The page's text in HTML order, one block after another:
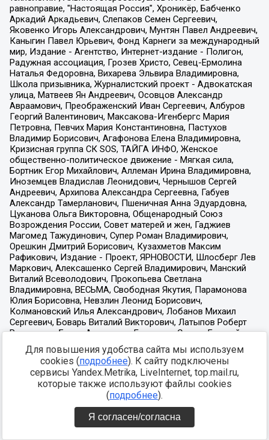
Для повышения удобства сайта мы используем
cookies (подробнее). К сайту подключены
сервисы Yandex.Metrika, LiveInternet, top.mail.ru,
которые также используют файлы cookies
(подробнее).
Я согласен/согласна